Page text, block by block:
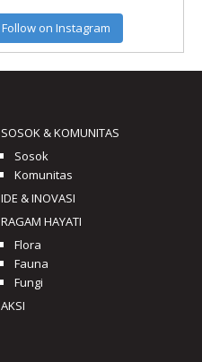
Follow on Instagram
SOSOK & KOMUNITAS
Sosok
Komunitas
IDE & INOVASI
RAGAM HAYATI
Flora
Fauna
Fungi
AKSI